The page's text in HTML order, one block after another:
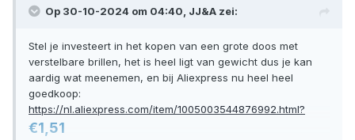
Op 30-10-2024 om 04:40, JJ&A zei:
Stel je investeert in het kopen van een grote doos met
verstelbare brillen, het is heel ligt van gewicht dus je kan
aardig wat meenemen, en bij Aliexpress nu heel heel
goedkoop:
https://nl.aliexpress.com/item/1005003544876992.html?
€1,51